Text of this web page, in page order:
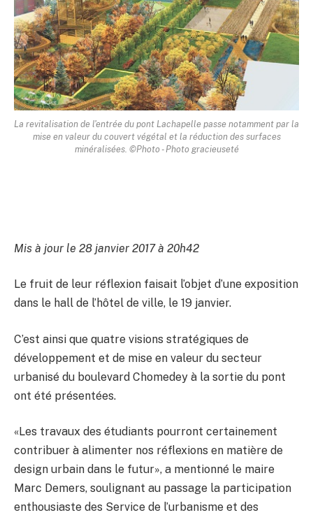
La revitalisation de l'entrée du pont Lachapelle passe notamment par la
mise en valeur du couvert végétal et la réduction des surfaces
minéralisées. ©Photo - Photo gracieuseté
Mis à jour le 28 janvier 2017 à 20h42
Le fruit de leur réflexion faisait l’objet d’une exposition
dans le hall de l’hôtel de ville, le 19 janvier.
C’est ainsi que quatre visions stratégiques de
développement et de mise en valeur du secteur
urbanisé du boulevard Chomedey à la sortie du pont
ont été présentées.
«Les travaux des étudiants pourront certainement
contribuer à alimenter nos réflexions en matière de
design urbain dans le futur», a mentionné le maire
Marc Demers, soulignant au passage la participation
enthousiaste des Service de l’urbanisme et des